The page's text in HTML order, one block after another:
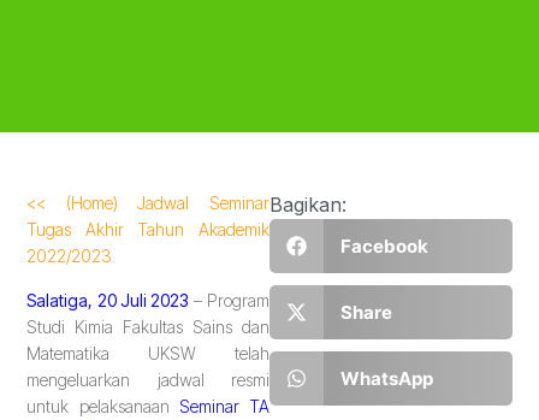
<< (Home) Jadwal Seminar
Tugas Akhir Tahun Akademik
2022/2023
Salatiga, 20 Juli 2023 – Program
Studi Kimia Fakultas Sains dan
Matematika UKSW telah
mengeluarkan jadwal resmi
untuk pelaksanaan Seminar TA
Bagikan:
Facebook
Share
WhatsApp